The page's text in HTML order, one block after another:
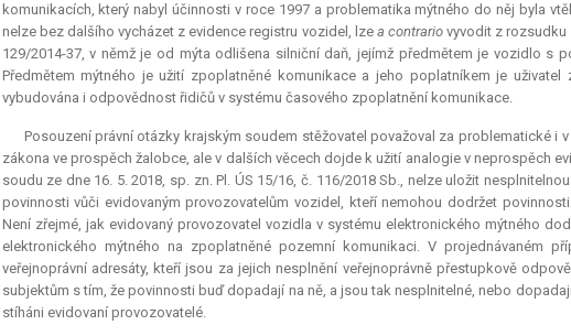
komunikacích, který nabyl účinnosti v roce 1997 a problematika mýtného do něj byla
nelze bez dalšího vycházet z evidence registru vozidel, lze a contrariovyvodit z rozsudku
129/2014-37, v němž je od mýta odlišena silniční daň, jejímž předmětem je vozidlo s
Předmětem mýtného je užití zpoplatněné komunikace a jeho poplatníkem je
vybudována i odpovědnost řidičů v systému časového zpoplatnění komunikace.
Posouzení právní otázky krajským soudem stěžovatel považoval za problematické i
zákona ve prospěch žalobce, ale v dalších věcech dojde k užití analogie v neprospěch
soudu ze dne 16. 5. 2018, sp. zn. Pl. ÚS 15/16, č. 116/2018 Sb., nelze uložit
povinnosti vůči evidovaným provozovatelům vozidel, kteří nemohou dodržet
Není zřejmé, jak evidovaný provozovatel vozidla v systému elektronického mýtného
elektronického mýtného na zpoplatněné pozemní komunikaci. V projednávaném
veřejnoprávní adresáty, kteří jsou za jejich nesplnění veřejnoprávně přestupkově
subjektům s tím, že povinnosti buď dopadají na ně, a jsou tak nesplnitelné, nebo
stíháni evidovaní provozovatelé.